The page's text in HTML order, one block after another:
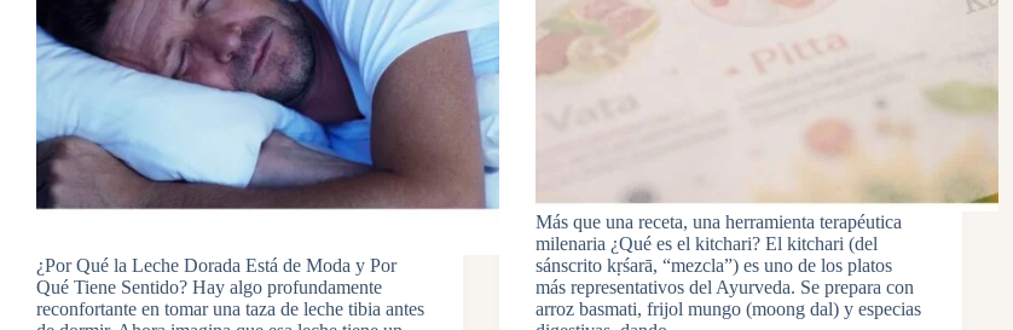
¿Por Qué la Leche Dorada Está de Moda y Por
Qué Tiene Sentido? Hay algo profundamente
reconfortante en tomar una taza de leche tibia antes
Más que una receta, una herramienta terapéutica
milenaria ¿Qué es el kitchari? El kitchari (del
sánscrito kṛśarā, “mezcla”) es uno de los platos
más representativos del Ayurveda. Se prepara con
arroz basmati, frijol mungo (moong dal) y especias